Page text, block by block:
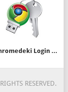
Chromedeki Login ve şifre bilgilerini programsız yedekleyelim
RESERVED.